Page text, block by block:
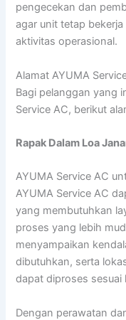
pengecekan dan
agar unit tetap
aktivitas operasional.
Alamat AYUMA
Bagi pelanggan yang
Service AC, berikut
Rapak Dalam Loa
AYUMA Service AC
AYUMA Service AC
yang membutuhkan
proses yang lebih
menyampaikan
dibutuhkan, serta
dapat diproses sesuai
Dengan perawatan